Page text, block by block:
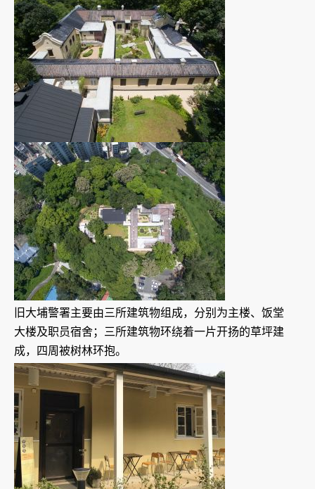
旧大埔警署主要由三所建筑物组成，分别为主楼、饭堂
大楼及职员宿舍；三所建筑物环绕着一片开扬的草坪建
成，四周被树林环抱。